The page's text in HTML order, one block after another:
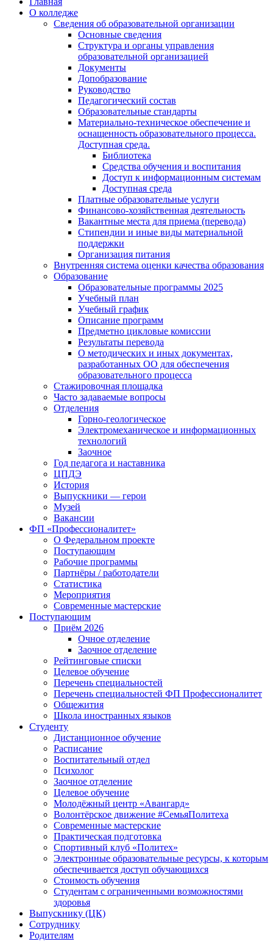
О колледже
Сведения об образовательной организации
Основные сведения
Структура и органы управления
образовательной организацией
Документы
Допобразование
Руководство
Педагогический состав
Образовательные стандарты
Материально-техническое обеспечение и
оснащенность образовательного процесса.
Доступная среда.
Библиотека
Средства обучения и воспитания
Доступ к информационным системам
Доступная среда
Платные образовательные услуги
Финансово-хозяйственная деятельность
Вакантные места для приема (перевода)
Стипендии и иные виды материальной
поддержки
Организация питания
Внутренняя система оценки качества образования
Образование
Образовательные программы 2025
Учебный план
Учебный график
Описание программ
Предметно цикловые комиссии
Результаты перевода
О методических и иных документах,
разработанных ОО для обеспечения
образовательного процесса
Стажировочная площадка
Часто задаваемые вопросы
Отделения
Горно-геологическое
Электромеханическое и информационных
технологий
Заочное
Год педагога и наставника
ЦПДЭ
История
Выпускники — герои
Музей
Вакансии
ФП «Профессионалитет»
О Федеральном проекте
Поступающим
Рабочие программы
Партнёры / работодатели
Статистика
Мероприятия
Современные мастерские
Поступающим
Приём 2026
Очное отделение
Заочное отделение
Рейтинговые списки
Целевое обучение
Перечень специальностей
Перечень специальностей ФП Профессионалитет
Общежития
Школа иностранных языков
Студенту
Дистанционное обучение
Расписание
Воспитательный отдел
Психолог
Заочное отделение
Целевое обучение
Молодёжный центр «Авангард»
Волонтёрское движение #СемьяПолитеха
Современные мастерские
Практическая подготовка
Спортивный клуб «Политех»
Электронные образовательные ресурсы, к которым
обеспечивается доступ обучающихся
Стоимость обучения
Студентам с ограниченными возможностями
здоровья
Выпускнику (ЦК)
Сотруднику
Родителям